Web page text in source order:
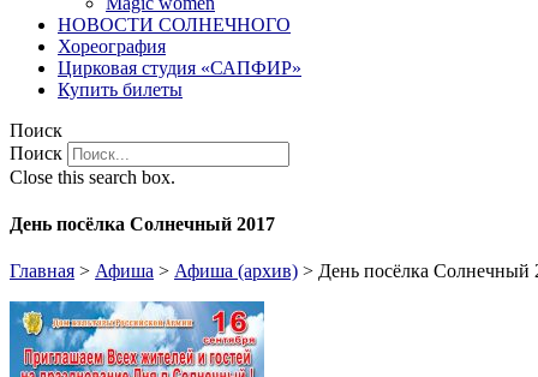
НОВОСТИ СОЛНЕЧНОГО
Хореография
Цирковая студия «САПФИР»
Купить билеты
Поиск
Поиск
Close this search box.
День посёлка Солнечный 2017
Главная > Афиша > Афиша (архив) > День посёлка Солнечный